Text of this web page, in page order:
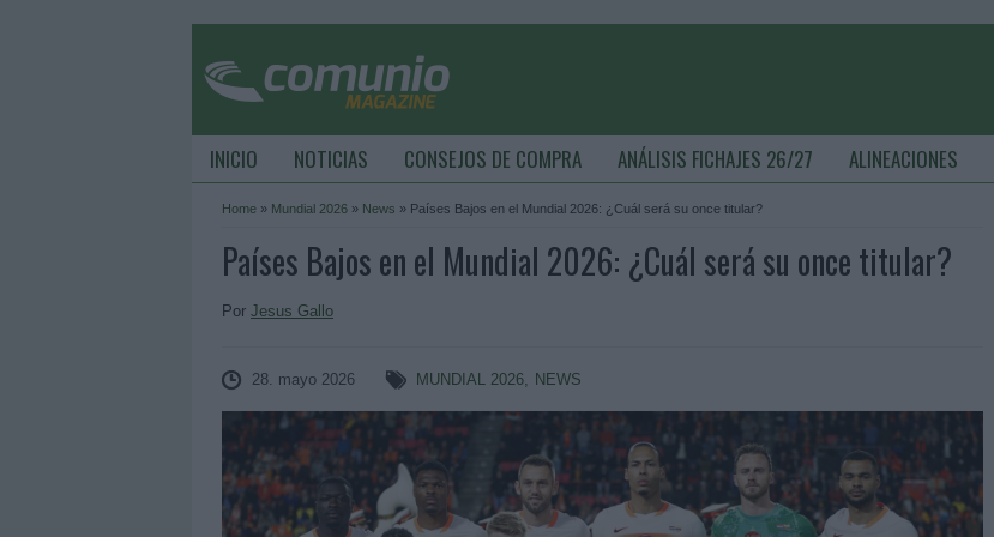
INICIO NOTICIAS CONSEJOS DE COMPRA ANÁLISIS FICHAJES 26/27 ALINEACIONES
Home » Mundial 2026 » News » Países Bajos en el Mundial 2026: ¿Cuál será su once titular?
Países Bajos en el Mundial 2026: ¿Cuál será su once titular?
Por Jesus Gallo
28. mayo 2026 MUNDIAL 2026, NEWS